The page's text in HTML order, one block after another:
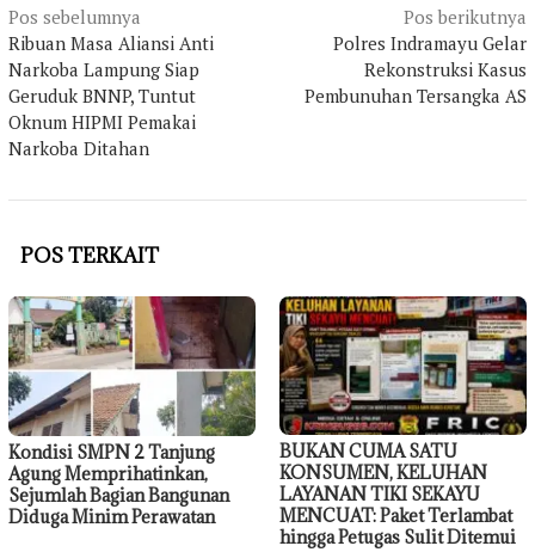
Navigasi
pos
Pos sebelumnya
Ribuan Masa Aliansi Anti
Narkoba Lampung Siap
Geruduk BNNP, Tuntut
Oknum HIPMI Pemakai
Narkoba Ditahan
Pos berikutnya
Polres Indramayu Gelar
Rekonstruksi Kasus
Pembunuhan Tersangka AS
POS TERKAIT
Kondisi SMPN 2 Tanjung
Agung Memprihatinkan,
Sejumlah Bagian Bangunan
Diduga Minim Perawatan
BUKAN CUMA SATU
KONSUMEN, KELUHAN
LAYANAN TIKI SEKAYU
MENCUAT: Paket Terlambat
hingga Petugas Sulit Ditemui